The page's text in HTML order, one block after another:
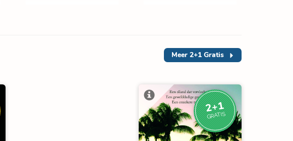
Meer 2+1 Gratis
2+1
GRATIS